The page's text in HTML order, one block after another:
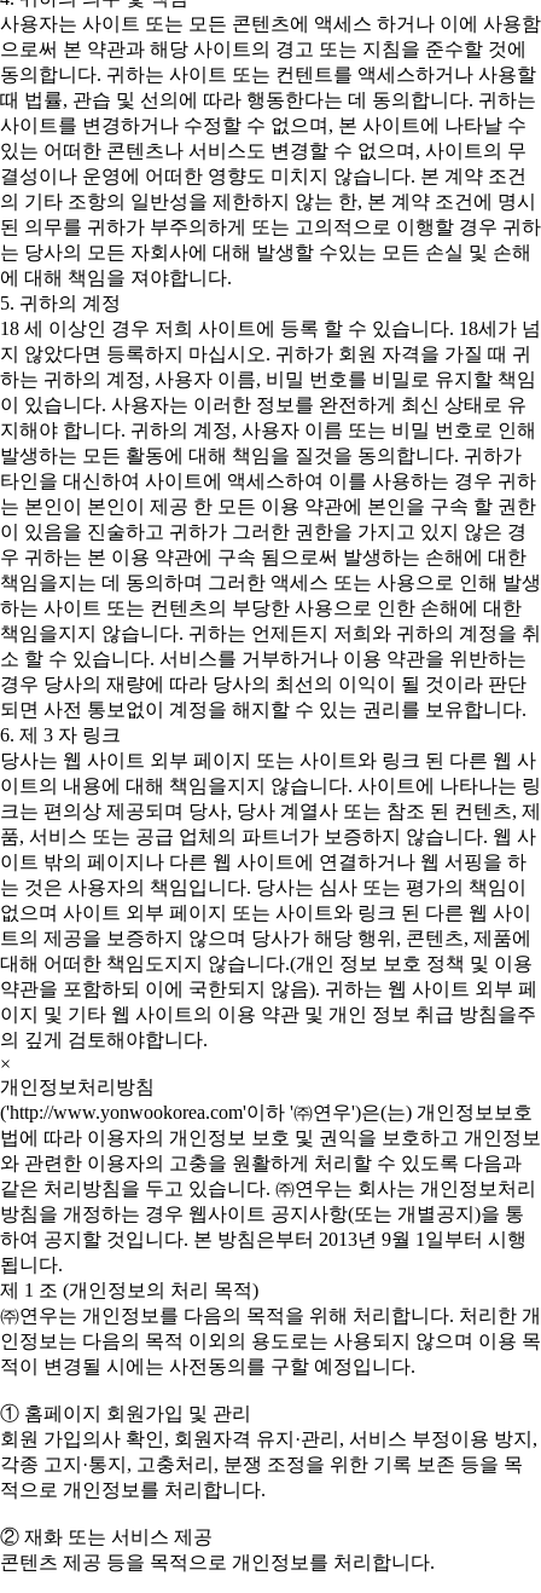
사용자는 사이트 또는 모든 콘텐츠에 액세스 하거나 이에 사용함
으로써 본 약관과 해당 사이트의 경고 또는 지침을 준수할 것에
동의합니다. 귀하는 사이트 또는 컨텐트를 액세스하거나 사용할
때 법률, 관습 및 선의에 따라 행동한다는 데 동의합니다. 귀하는
사이트를 변경하거나 수정할 수 없으며, 본 사이트에 나타날 수
있는 어떠한 콘텐츠나 서비스도 변경할 수 없으며, 사이트의 무
결성이나 운영에 어떠한 영향도 미치지 않습니다. 본 계약 조건
의 기타 조항의 일반성을 제한하지 않는 한, 본 계약 조건에 명시
된 의무를 귀하가 부주의하게 또는 고의적으로 이행할 경우 귀하
는 당사의 모든 자회사에 대해 발생할 수있는 모든 손실 및 손해
에 대해 책임을 져야합니다.
5. 귀하의 계정
18 세 이상인 경우 저희 사이트에 등록 할 수 있습니다. 18세가 넘
지 않았다면 등록하지 마십시오. 귀하가 회원 자격을 가질 때 귀
하는 귀하의 계정, 사용자 이름, 비밀 번호를 비밀로 유지할 책임
이 있습니다. 사용자는 이러한 정보를 완전하게 최신 상태로 유
지해야 합니다. 귀하의 계정, 사용자 이름 또는 비밀 번호로 인해
발생하는 모든 활동에 대해 책임을 질것을 동의합니다. 귀하가
타인을 대신하여 사이트에 액세스하여 이를 사용하는 경우 귀하
는 본인이 본인이 제공 한 모든 이용 약관에 본인을 구속 할 권한
이 있음을 진술하고 귀하가 그러한 권한을 가지고 있지 않은 경
우 귀하는 본 이용 약관에 구속 됨으로써 발생하는 손해에 대한
책임을지는 데 동의하며 그러한 액세스 또는 사용으로 인해 발생
하는 사이트 또는 컨텐츠의 부당한 사용으로 인한 손해에 대한
책임을지지 않습니다. 귀하는 언제든지 저희와 귀하의 계정을 취
소 할 수 있습니다. 서비스를 거부하거나 이용 약관을 위반하는
경우 당사의 재량에 따라 당사의 최선의 이익이 될 것이라 판단
되면 사전 통보없이 계정을 해지할 수 있는 권리를 보유합니다.
6. 제 3 자 링크
당사는 웹 사이트 외부 페이지 또는 사이트와 링크 된 다른 웹 사
이트의 내용에 대해 책임을지지 않습니다. 사이트에 나타나는 링
크는 편의상 제공되며 당사, 당사 계열사 또는 참조 된 컨텐츠, 제
품, 서비스 또는 공급 업체의 파트너가 보증하지 않습니다. 웹 사
이트 밖의 페이지나 다른 웹 사이트에 연결하거나 웹 서핑을 하
는 것은 사용자의 책임입니다. 당사는 심사 또는 평가의 책임이
없으며 사이트 외부 페이지 또는 사이트와 링크 된 다른 웹 사이
트의 제공을 보증하지 않으며 당사가 해당 행위, 콘텐츠, 제품에
대해 어떠한 책임도지지 않습니다.(개인 정보 보호 정책 및 이용
약관을 포함하되 이에 국한되지 않음). 귀하는 웹 사이트 외부 페
이지 및 기타 웹 사이트의 이용 약관 및 개인 정보 취급 방침을주
의 깊게 검토해야합니다.
×
개인정보처리방침
('http://www.yonwookorea.com'이하 '㈜연우')은(는) 개인정보보호
법에 따라 이용자의 개인정보 보호 및 권익을 보호하고 개인정보
와 관련한 이용자의 고충을 원활하게 처리할 수 있도록 다음과
같은 처리방침을 두고 있습니다. ㈜연우는 회사는 개인정보처리
방침을 개정하는 경우 웹사이트 공지사항(또는 개별공지)을 통
하여 공지할 것입니다. 본 방침은부터 2013년 9월 1일부터 시행
됩니다.
제 1 조 (개인정보의 처리 목적)
㈜연우는 개인정보를 다음의 목적을 위해 처리합니다. 처리한 개
인정보는 다음의 목적 이외의 용도로는 사용되지 않으며 이용 목
적이 변경될 시에는 사전동의를 구할 예정입니다.
① 홈페이지 회원가입 및 관리
회원 가입의사 확인, 회원자격 유지·관리, 서비스 부정이용 방지,
각종 고지·통지, 고충처리, 분쟁 조정을 위한 기록 보존 등을 목
적으로 개인정보를 처리합니다.
② 재화 또는 서비스 제공
콘텐츠 제공 등을 목적으로 개인정보를 처리합니다.